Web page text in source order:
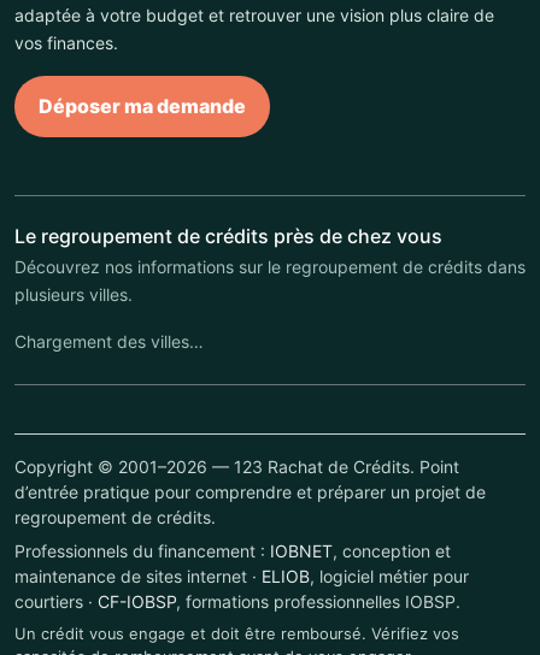
adaptée à votre budget et retrouver une vision plus claire de
vos finances.
Déposer ma demande
Le regroupement de crédits près de chez vous
Découvrez nos informations sur le regroupement de crédits dans
plusieurs villes.
Chargement des villes…
Copyright © 2001–2026 — 123 Rachat de Crédits. Point
d’entrée pratique pour comprendre et préparer un projet de
regroupement de crédits.
Professionnels du financement : IOBNET, conception et
maintenance de sites internet · ELIOB, logiciel métier pour
courtiers · CF-IOBSP, formations professionnelles IOBSP.
Un crédit vous engage et doit être remboursé. Vérifiez vos